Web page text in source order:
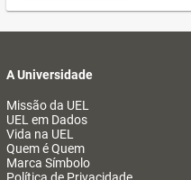
A Universidade
Missão da UEL
UEL em Dados
Vida na UEL
Quem é Quem
Marca Símbolo